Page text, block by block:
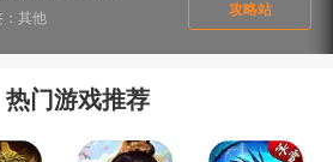
：其他 攻略站
热门游戏推荐